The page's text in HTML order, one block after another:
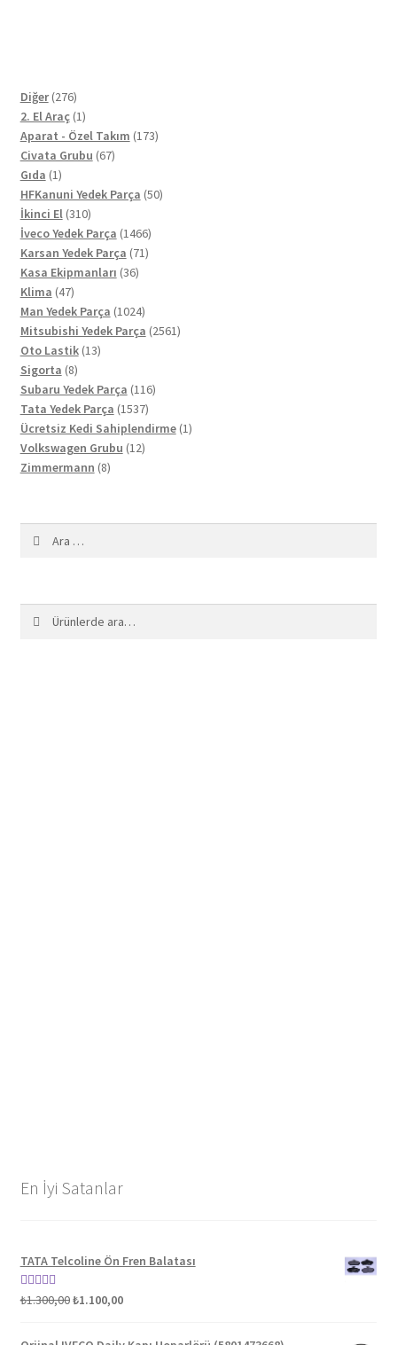
Diğer 276276
ürün
2. El Araç 11
ürün
Aparat - Özel Takım 173173
Civata Grubu 6767
Gıda 11
ürün
HFKanuni Yedek Parça 5050
İkinci El 310310
ürün
İveco Yedek Parça 14661466
ürün
Karsan Yedek Parça 7171
Kasa Ekipmanları 3636
Klima 4747
ürün
Man Yedek Parça 10241024
ürün
Mitsubishi Yedek Parça 25612561
Oto Lastik 1313
Sigorta 88
ürün
Subaru Yedek Parça 116116
Tata Yedek Parça 15371537
ürün
Ücretsiz Kedi Sahiplendirme 11
Volkswagen Grubu 1212
Zimmermann 88
En İyi Satanlar
TATA Telcoline Ön Fren Balatası
5 üzerinden
₺1.300,00Orijinal
₺1.300,00.
₺1.100,00Şu
fiyat: